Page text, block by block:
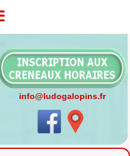
info@ludogalopins.fr